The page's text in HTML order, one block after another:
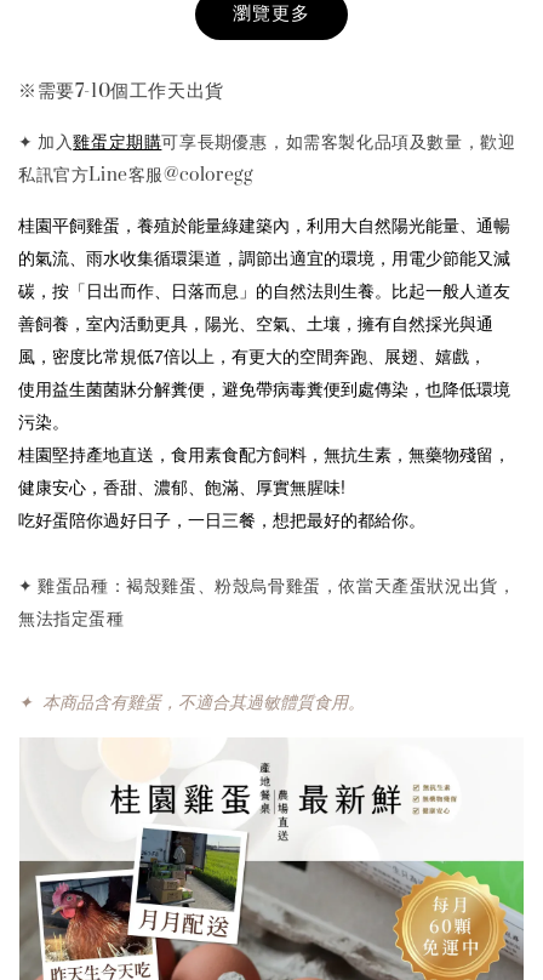
桂園純雞肉絲
NT$ 268
- +
【桂園滷蛋】加購$80
NT$ 80
【貨到付款】代收款專用
瀏覽更多
※需要7-10個工作天出貨
✦ 加入雞蛋定期購可享長期優惠 ， 如需客製化品項及數量，歡迎
私訊官方Line客服@coloregg
桂園平飼雞蛋，養殖於能量綠建築內，利用大自然陽光能量、通暢
的氣流、雨水收集循環渠道，調節出適宜的環境，用電少節能又減
碳，按「日出而作、日落而息」的自然法則生養。比起一般人道友
善飼養，室內活動更具，陽光、空氣、土壤，擁有自然採光與通
風， 密度比常規低7倍以上，有更大的空間奔跑、展翅、嬉戲，
使用益生菌菌牀分解糞便，避免帶病毒糞便到處傳染，也降低環境
污染。
桂園堅持產地直送，食用素食配方飼料，無抗生素，無藥物殘留，
健康安心，香甜、濃郁、飽滿、厚實無腥味!
吃好蛋陪你過好日子，一日三餐，想把最好的都給你。
✦雞蛋品種：褐殼雞蛋、粉殼烏骨雞蛋，依當天產蛋狀況出貨，
無法指定蛋種
✦ 本商品含有雞蛋，不適合其過敏體質食用。